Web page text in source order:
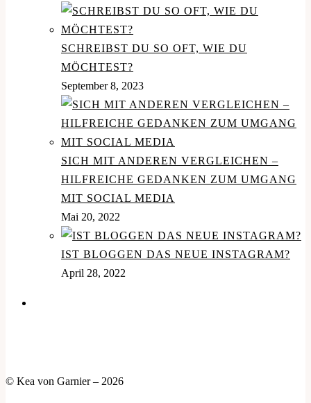
SCHREIBST DU SO OFT, WIE DU
MÖCHTEST?
September 8, 2023
SICH MIT ANDEREN VERGLEICHEN –
HILFREICHE GEDANKEN ZUM UMGANG
MIT SOCIAL MEDIA
Mai 20, 2022
IST BLOGGEN DAS NEUE INSTAGRAM?
April 28, 2022
© Kea von Garnier – 2026